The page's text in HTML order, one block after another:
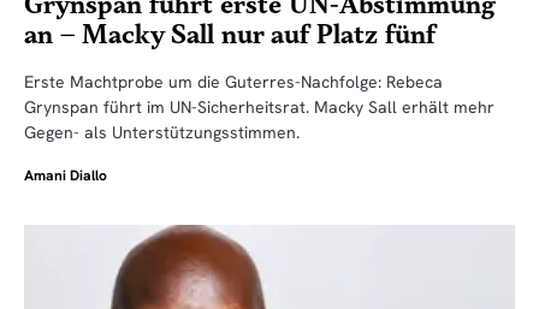
an – Macky Sall nur auf Platz fünf
Erste Machtprobe um die Guterres-Nachfolge: Rebeca
Grynspan führt im UN-Sicherheitsrat. Macky Sall erhält mehr
Gegen- als Unterstützungsstimmen.
Amani Diallo